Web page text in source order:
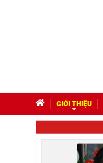
GIỚI THIỆU